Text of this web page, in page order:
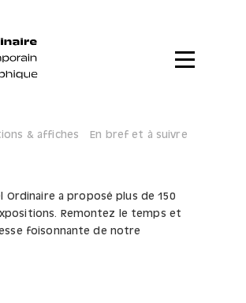
Menu
& affiches En bref et à suivre
Ordinaire a proposé plus de 150
Remontez le temps et
foisonnante de notre